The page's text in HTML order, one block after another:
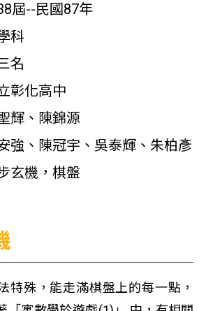
屆--民國87年
科
名
彰化高中
輝、陳錦源
強、陳冠宇、吳泰輝、朱柏彥
玄機，棋盤
特殊，能走滿棋盤上的每一點，